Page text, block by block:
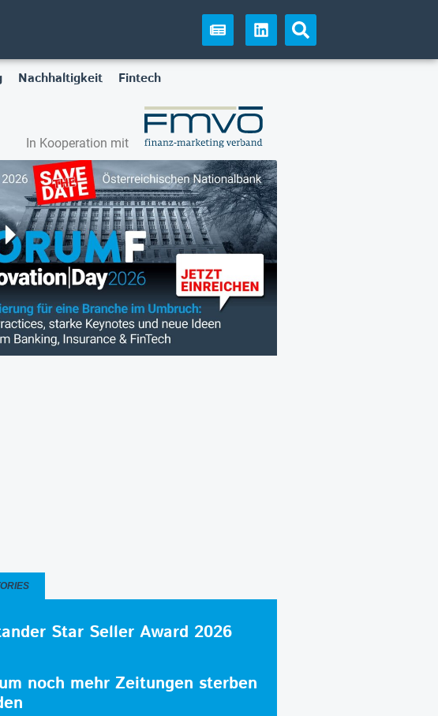
Nachhaltigkeit Fintech
In Kooperation mit
Star Seller Award 2026
noch mehr Zeitungen sterben